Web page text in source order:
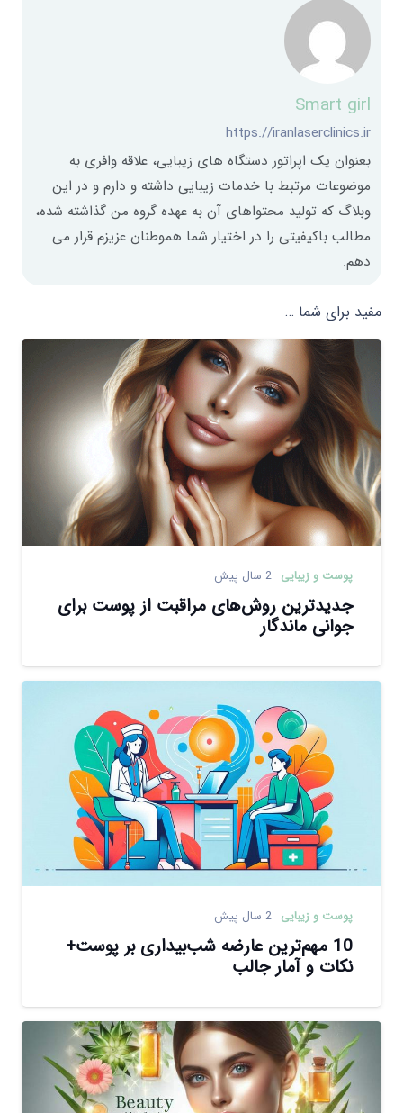
Smart girl
https://iranlaserclinics.ir
بعنوان یک اپراتور دستگاه های زیبایی، علاقه وافری به
موضوعات مرتبط با خدمات زیبایی داشته و دارم و در این
وبلاگ که تولید محتواهای آن به عهده گروه من گذاشته شده،
مطالب باکیفیتی را در اختیار شما هموطنان عزیزم قرار می
دهم.
مفید برای شما …
پوست و زیبایی 2 سال پیش
جدیدترین روش‌های مراقبت از پوست برای
جوانی ماندگار
پوست و زیبایی 2 سال پیش
10 مهم‌ترین عارضه‌ شب‌بیداری بر پوست+
نکات و آمار جالب